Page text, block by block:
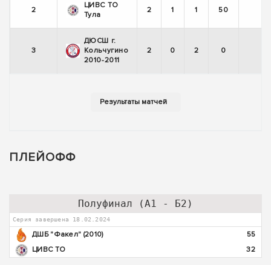
2
ЦИВС ТО
Тула
2 1 1 50
3
ДЮСШ г.
Кольчугино
2010-2011
2 0 2 0
ПЛЕЙОФФ
Полуфинал (А1 - Б2)
Серия завершена 18.02.2024
ДШБ "Факел" (2010)
55
ЦИВС ТО
32